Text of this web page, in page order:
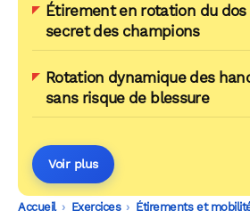
Étirement en rotation du dos
secret des champions
Rotation dynamique des
sans risque de blessure
Voir plus
Accueil -
Exercices -
Étirements et